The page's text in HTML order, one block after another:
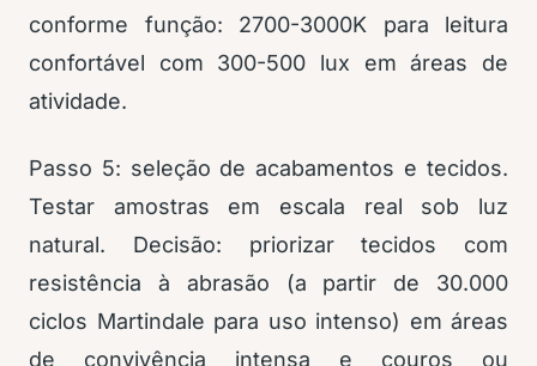
conforme função: 2700-3000K para leitura
confortável com 300-500 lux em áreas de
atividade.
Passo 5: seleção de acabamentos e tecidos.
Testar amostras em escala real sob luz
natural. Decisão: priorizar tecidos com
resistência à abrasão (a partir de 30.000
ciclos Martindale para uso intenso) em áreas
de convivência intensa e couros ou